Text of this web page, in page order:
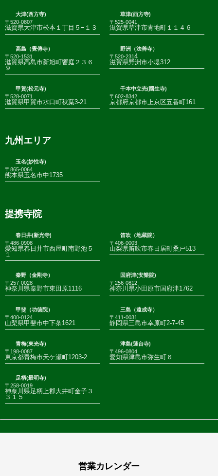
大津(西方寺)
〒520-0807
滋賀県大津市松本１丁目５−１３
草津(西方寺)
〒525-0041
滋賀県草津市青地町１１４６
高島（覺傳寺）
〒520-1531
滋賀県高島市新旭町饗庭２３６
９
野洲（法善寺）
〒520-2314
滋賀県野洲市小堤312
甲賀(松元寺)
〒528-0071
滋賀県甲賀市水口町秋葉3-21
千本中立売(國生寺)
〒602-8342
京都府京都市上京区五番町161
九州エリア
玉名(妙性寺)
〒865-0064
熊本県玉名市中1735
提携寺院
春日井(新光寺)
〒486-0908
愛知県春日井市西屋町南野池５
１
笛吹（地蔵院）
〒406-0003
山梨県笛吹市春日居町桑戸513
秦野（金剛寺）
〒257-0028
神奈川県秦野市東田原1116
国府津(安樂院)
〒256-0812
神奈川県小田原市国府津1762
甲斐（功徳院）
〒400-0124
山梨県甲斐市中下条1621
三島（遠成寺）
〒411-0031
静岡県三島市幸原町2-7-45
青梅(東光寺)
〒198-0087
東京都青梅市天ケ瀬町1203-2
津島(蓮台寺)
〒496-0804
愛知県津島市弥生町６
足柄(最明寺)
〒258-0019
神奈川県足柄上郡大井町金子３
３１５
営業カレンダー